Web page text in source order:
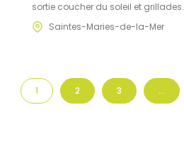
sortie coucher du soleil et grillades.
Saintes-Maries-de-la-Mer
1 2 3 …